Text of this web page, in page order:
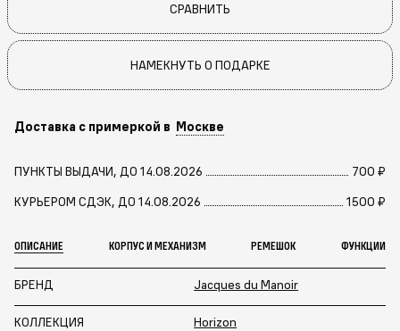
СРАВНИТЬ
НАМЕКНУТЬ О ПОДАРКЕ
Доставка с примеркой в Москве
ПУНКТЫ ВЫДАЧИ, ДО 14.08.2026
700 ₽
КУРЬЕРОМ СДЭК, ДО 14.08.2026
1500 ₽
ОПИСАНИЕ КОРПУС И МЕХАНИЗМ РЕМЕШОК ФУНКЦИИ
БРЕНД Jacques du Manoir
КОЛЛЕКЦИЯ Horizon